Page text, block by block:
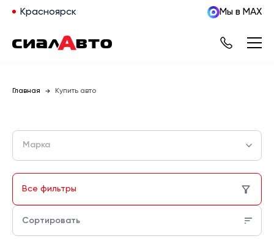
Красноярск Мы в MAX
Главная Купить авто
Марка
Все фильтры
Сортировать